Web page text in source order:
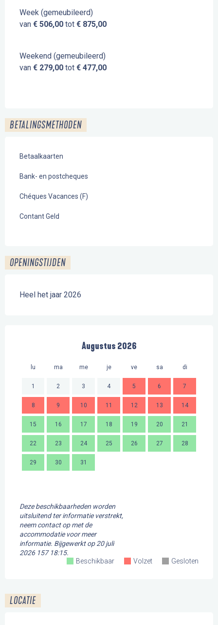
Week (gemeubileerd)
van € 506,00 tot € 875,00
Weekend (gemeubileerd)
van € 279,00 tot € 477,00
BETALINGSMETHODEN
Betaalkaarten
Bank- en postcheques
Chéques Vacances (F)
Contant Geld
OPENINGSTIJDEN
Heel het jaar 2026
Augustus 2026
lu ma me je ve sa di
1 2 3 4 5 6 7
8 9 10 11 12 13 14
15 16 17 18 19 20 21
22 23 24 25 26 27 28
29 30 31
Deze beschikbaarheden worden
uitsluitend ter informatie verstrekt,
neem contact op met de
accommodatie voor meer
informatie. Bijgewerkt op20 juli
2026 157 18:15.
Beschikbaar
Volzet Gesloten
LOCATIE